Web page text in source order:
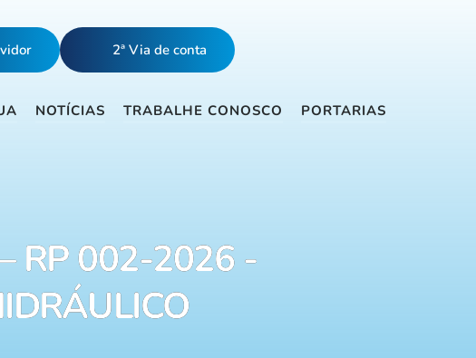
2ª Via de conta
NOTÍCIAS TRABALHE CONOSCO PORTARIAS
RP 002-2026 -